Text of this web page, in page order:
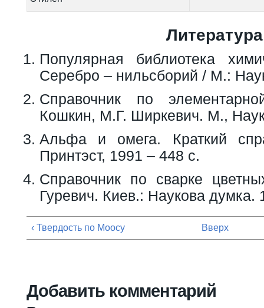
Литература
Популярная библиотека
Серебро – нильсборий / М.:
Справочник по
Кошкин, М.Г. Ширкевич. М.,
Альфа и омега. Краткий
Принтэст, 1991 – 448 с.
Справочник по сварке
Гуревич. Киев.: Наукова думка.
‹ Твердость по Моосу Вверх
Добавить комментарий